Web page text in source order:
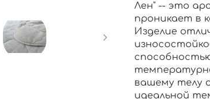
Лен" -- это
проникает в
Изделие
вашему телу
идеальной